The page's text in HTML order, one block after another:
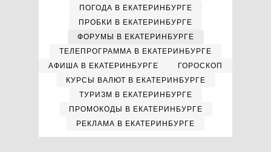
ПОГОДА В ЕКАТЕРИНБУРГЕ
ПРОБКИ В ЕКАТЕРИНБУРГЕ
ФОРУМЫ В ЕКАТЕРИНБУРГЕ
ТЕЛЕПРОГРАММА В ЕКАТЕРИНБУРГЕ
АФИША В ЕКАТЕРИНБУРГЕ
ГОРОСКОП
КУРСЫ ВАЛЮТ В ЕКАТЕРИНБУРГЕ
ТУРИЗМ В ЕКАТЕРИНБУРГЕ
ПРОМОКОДЫ В ЕКАТЕРИНБУРГЕ
РЕКЛАМА В ЕКАТЕРИНБУРГЕ